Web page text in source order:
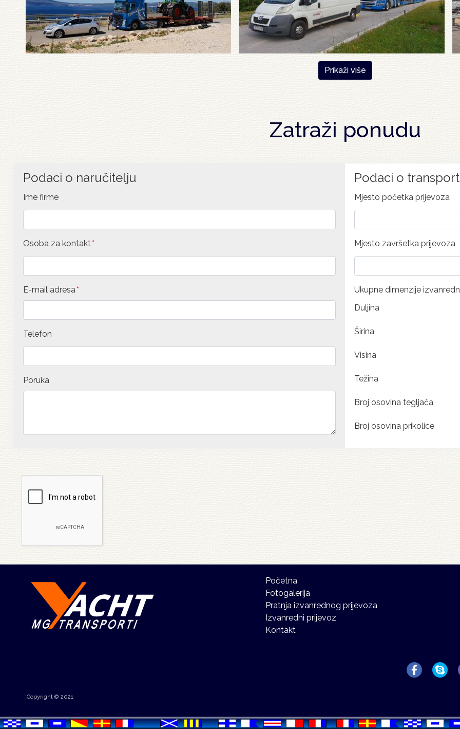
Prikaži više
Zatraži ponudu
Podaci o naručitelju
Ime firme
Osoba za kontakt
E-mail adresa
Telefon
Poruka
Podaci o
Mjesto početka prijevoza
Mjesto završetka prijevoza
Ukupne dimenzije
Duljina
Širina
Visina
Težina
Broj osovina tegljača
Broj osovina prikolice
Početna
Fotogalerija
Pratnja izvanrednog prijevoza
Izvanredni prijevoz
Kontakt
Copyright © 2021